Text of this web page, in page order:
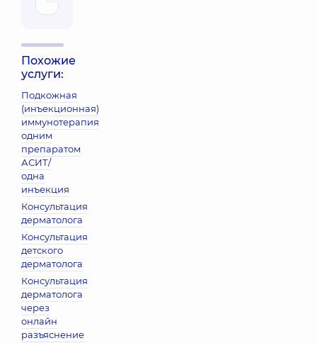
Похожие
услуги:
Подкожная
(инъекционная)
иммунотерапия
одним
препаратом
АСИТ/
одна
инъекция
Консультация
дерматолога
Консультация
детского
дерматолога
Консультация
дерматолога
через
онлайн
разъяснение